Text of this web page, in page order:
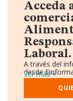
Acceda
Laboral.
A través del
desde
Datos
Teléfono,
Informe
Ver más